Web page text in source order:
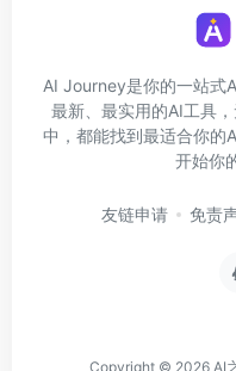
AI Journey是你的一站式
最新、最实用的AI工具
中，都能找到最适合你的
开始你
友链申请 免责
Copyright © 2026 AI